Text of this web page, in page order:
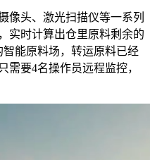
头、激光扫描仪等一系列
实时计算出仓里原料剩余的
能原料场，转运原料已经
需要4名操作员远程监控，